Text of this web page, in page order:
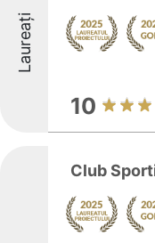
Laureați
10
Club